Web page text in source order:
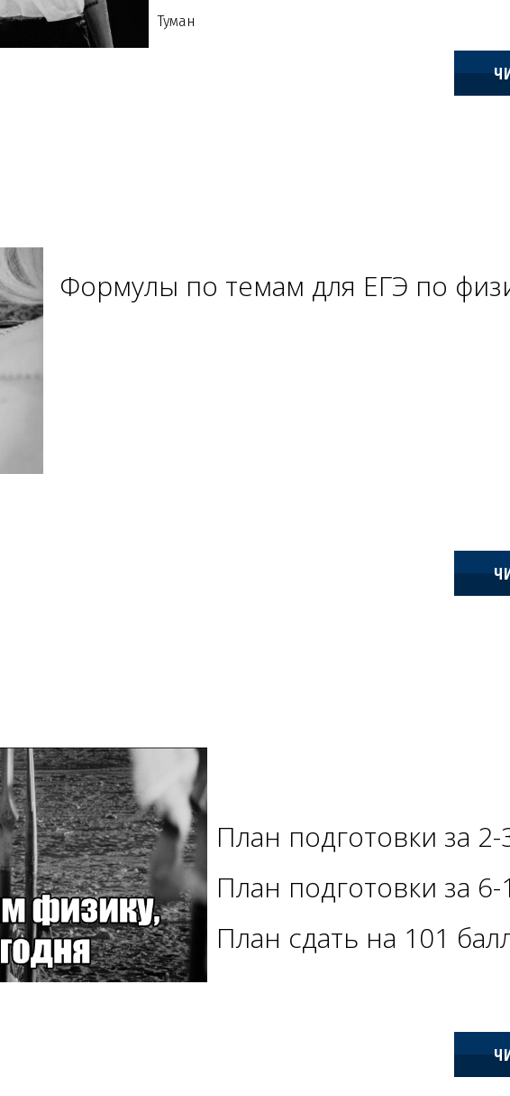
Туман
Формулы по темам для ЕГЭ по
План подготовки за
План подготовки за
План сдать на 101